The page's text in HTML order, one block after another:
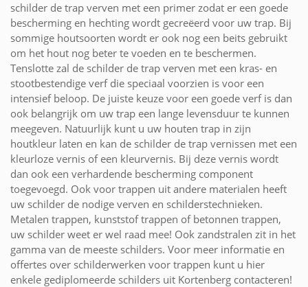
schilder de trap verven met een primer zodat er een goede
bescherming en hechting wordt gecreëerd voor uw trap. Bij
sommige houtsoorten wordt er ook nog een beits gebruikt
om het hout nog beter te voeden en te beschermen.
Tenslotte zal de schilder de trap verven met een kras- en
stootbestendige verf die speciaal voorzien is voor een
intensief beloop. De juiste keuze voor een goede verf is dan
ook belangrijk om uw trap een lange levensduur te kunnen
meegeven. Natuurlijk kunt u uw houten trap in zijn
houtkleur laten en kan de schilder de trap vernissen met een
kleurloze vernis of een kleurvernis. Bij deze vernis wordt
dan ook een verhardende bescherming component
toegevoegd. Ook voor trappen uit andere materialen heeft
uw schilder de nodige verven en schilderstechnieken.
Metalen trappen, kunststof trappen of betonnen trappen,
uw schilder weet er wel raad mee! Ook zandstralen zit in het
gamma van de meeste schilders. Voor meer informatie en
offertes over schilderwerken voor trappen kunt u hier
enkele gediplomeerde schilders uit Kortenberg contacteren!